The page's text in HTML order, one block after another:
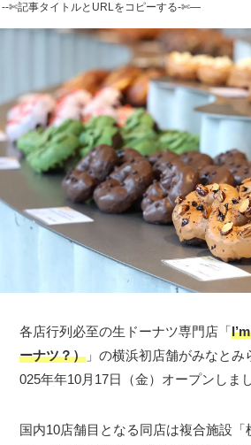
--✄記事タイトルとURLをコピーする-✄—
各店行列必至の生ドーナツ専門店「
ーナツ？） 」の横浜初店舗がみなとみ
025年年10月17日（金）オープンしま
国内10店舗目となる同店は複合施設「